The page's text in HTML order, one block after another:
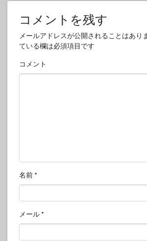
コメントを残す
メールアドレスが公開されることはあり
ている欄は必須項目です
コメント
名前 *
メール *